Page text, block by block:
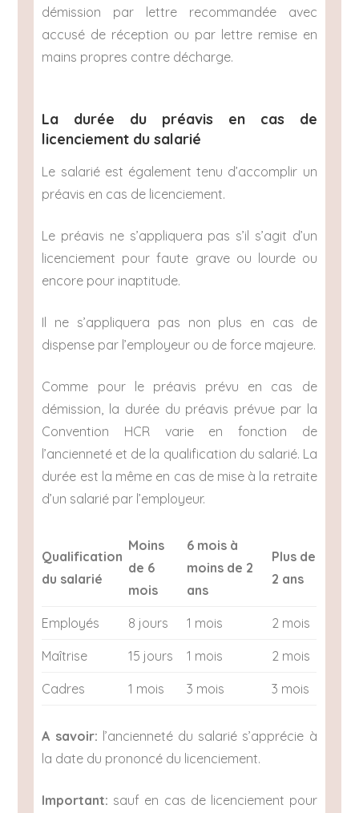
démission par lettre recommandée avec
accusé de réception ou par lettre remise en
mains propres contre décharge.
La durée du préavis en cas de
licenciement du salarié
Le salarié est également tenu d’accomplir un
préavis en cas de licenciement.
Le préavis ne s’appliquera pas s’il s’agit d’un
licenciement pour faute grave ou lourde ou
encore pour inaptitude.
Il ne s’appliquera pas non plus en cas de
dispense par l’employeur ou de force majeure.
Comme pour le préavis prévu en cas de
démission, la durée du préavis prévue par la
Convention HCR varie en fonction de
l’ancienneté et de la qualification du salarié. La
durée est la même en cas de mise à la retraite
d’un salarié par l’employeur.
Qualification
du salarié
Moins
de 6
mois
6 mois à
moins de 2
ans
Plus de
2 ans
Employés 8 jours 1 mois 2 mois
Maîtrise 15 jours 1 mois 2 mois
Cadres 1 mois 3 mois 3 mois
A savoir: l’ancienneté du salarié s’apprécie à
la date du prononcé du licenciement.
Important: sauf en cas de licenciement pour